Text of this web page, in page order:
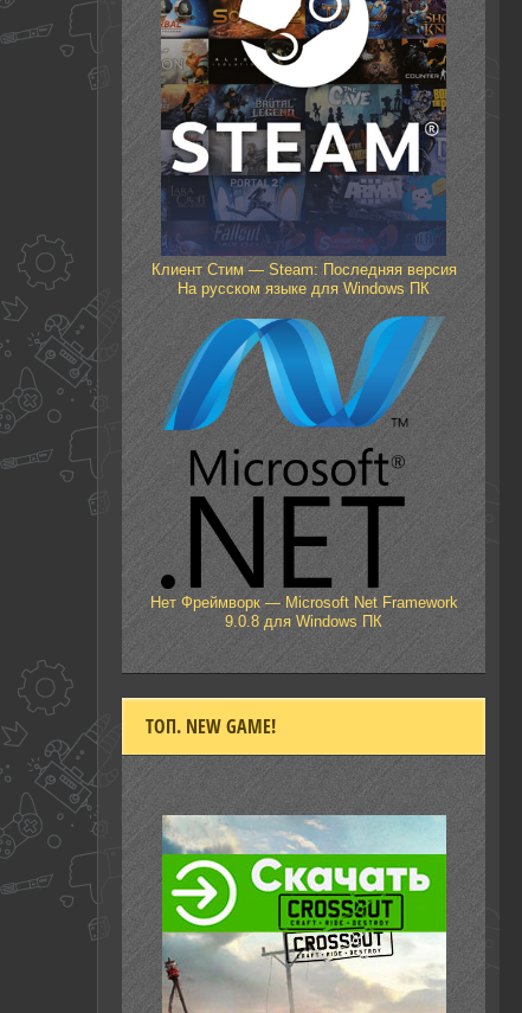
Клиент Стим — Steam: Последняя версия
На русском языке для Windows ПК
Нет Фреймворк — Microsoft Net Framework
9.0.8 для Windows ПК
ТОП. NEW GAME!